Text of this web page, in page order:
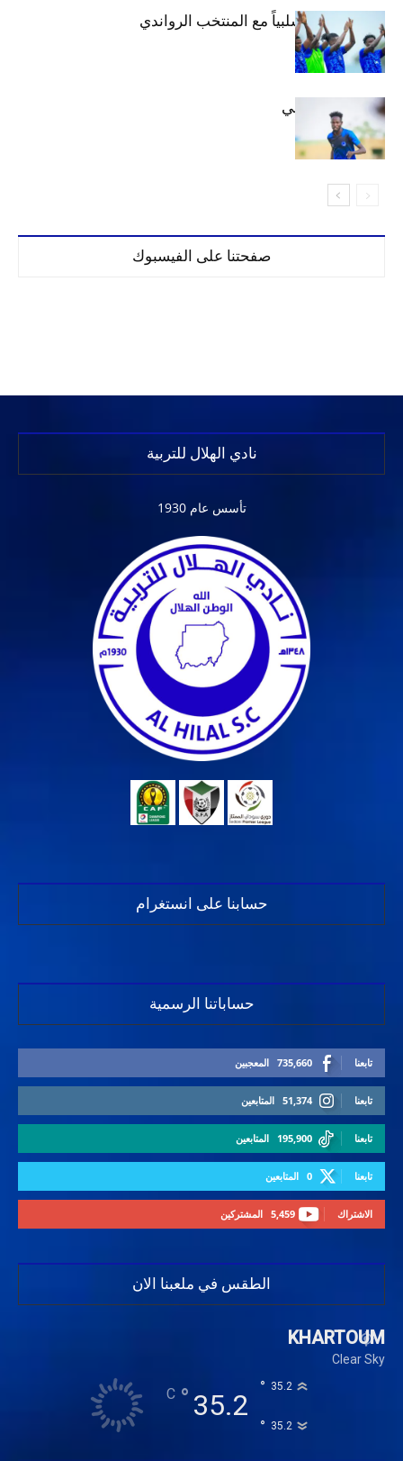
الهلال يتعادل سلبياً مع المنتخب الرواندي
إعدادياً
كنن يصل كيجالي
صفحتنا على الفيسبوك
نادي الهلال للتربية
تأسس عام 1930
حسابنا على انستغرام
حساباتنا الرسمية
735,660 المعجبين تابعنا
51,374 المتابعين تابعنا
195,900 المتابعين تابعنا
0 المتابعين تابعنا
5,459 المشتركين الاشتراك
الطقس في ملعبنا الان
KHARTOUM
Clear Sky
35.2
°
C 35.2
°
35.2
°